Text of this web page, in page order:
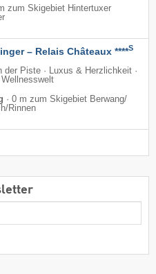
zum Skigebiet Hintertuxer
– Relais Châteaux ****S
der Piste · Luxus & Herzlichkeit ·
Wellnesswelt
· 0 m zum Skigebiet Berwang/​
​Rinnen